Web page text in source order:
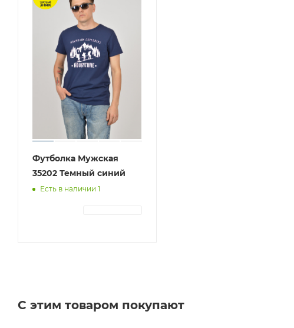
Футболка Мужская
35202 Темный синий
Есть в наличии 1
С этим товаром покупают